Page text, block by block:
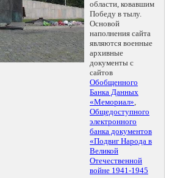
области, ковавшим
Победу в тылу.
Основой
наполнения сайта
являются военные
архивные
документы с
сайтов
Обобщенного
Банка Данных
«Мемориал»,
Общедоступного
электронного
банка документов
«Подвиг Народа в
Великой
Отечественной
войне 1941-1945